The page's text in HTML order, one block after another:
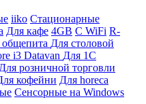
iiko Стационарные
Для кафе 4GB С WiFi R-
Для столовой
i3 Datavan Для 1С
Для розничной торговли
кофейни Для horeca
Сенсорные на Windows